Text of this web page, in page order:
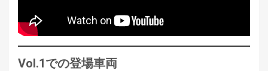
Vol.1での登場車両